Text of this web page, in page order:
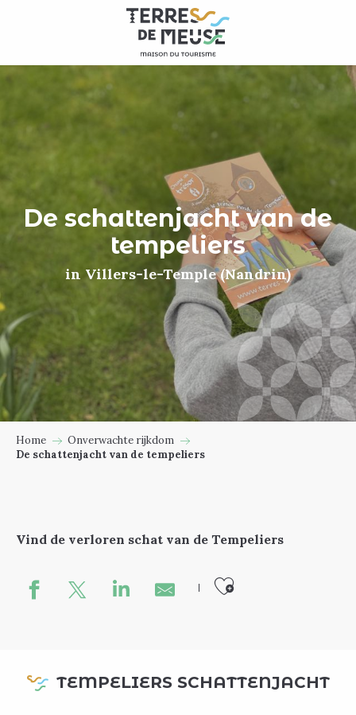
principal
De schattenjacht van de
tempeliers
in Villers-le-Temple (Nandrin)
Home
Onverwachte rijkdom
De schattenjacht van de tempeliers
Vind de verloren schat van de Tempeliers
Ajouter
TEMPELIERS SCHATTENJACHT